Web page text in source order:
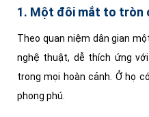
1. Một đôi mắt to tròn
Theo quan niệm dân gian
nghệ thuật, dễ thích ứng
trong mọi hoàn cảnh. Ở họ
phong phú.